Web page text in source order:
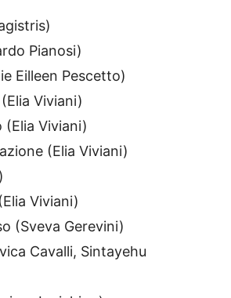
Pianosi)
Eilleen Pescetto)
Viviani)
(Elia Viviani)
(Elia Viviani)
Viviani)
(Sveva Gerevini)
Cavalli, Sintayehu